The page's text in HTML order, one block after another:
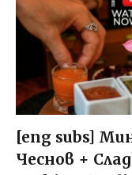
[eng subs]
Чеснов +